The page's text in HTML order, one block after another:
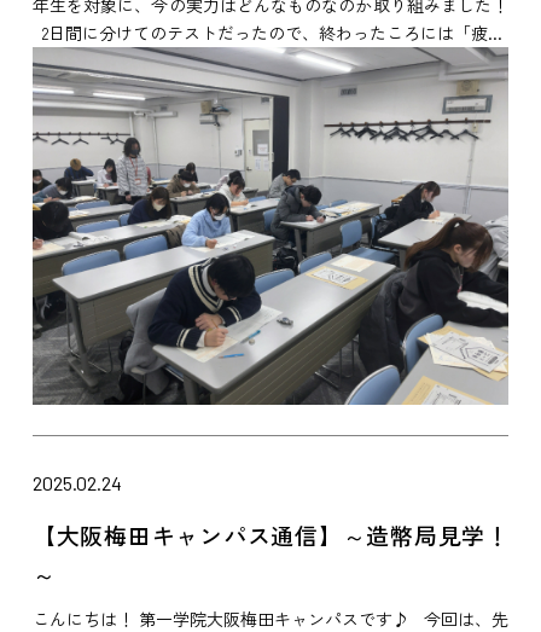
2日間に分けてのテストだったので、終わったころには「疲...
2025.02.24
【大阪梅田キャンパス通信】～造幣局見学！
～
こんにちは！ 第一学院大阪梅田キャンパスです♪ 今回は、先